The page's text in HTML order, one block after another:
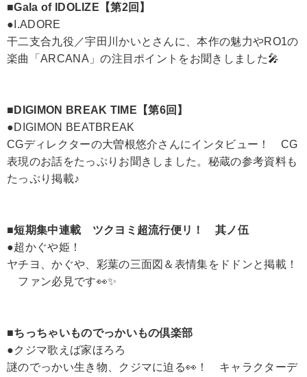
■Gala of IDOLIZE【第2回】
●I.ADORE
干二支合九役／宇田川かいとさんに、本作の魅力やRO1の
楽曲「ARCANA」の注目ポイントをお聞きしました🎤
■DIGIMON BREAK TIME【第6回】
●DIGIMON BEATBREAK
CGディレクターの大曽根悠介さんにインタビュー！ CG
表現のお話をたっぷりお聞きしました。秘蔵の参考資料も
たっぷり掲載♪
■短期集中連載 ツクヨミ超流行便リ！ 其ノ伍
●超かぐや姫！
ヤチヨ、かぐや、彩葉の三面図＆表情集をドドンと掲載！
ファン必見です👀✨
■ちっちゃいものでっかいもの倶楽部
●クジマ歌えば家ほろろ
謎のでっかい生き物、クジマに迫る👀！ キャラクターデ